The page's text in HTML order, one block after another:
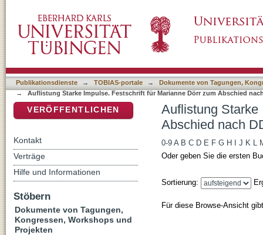
Publikationsdienste → TOBIAS-portale →
Dokumente von Tagungen,
→
Auflistung Starke Impulse. Festschrift für Marianne Dörr zum Abschied
Auflistung Starke
Abschied nach
0-9 A B C D E F G H J K L
Oder geben Sie die ersten
Sortierung:
Für diese Browse-Ansicht
VERÖFFENTLICHEN
Kontakt
Verträge
Hilfe und Informationen
Stöbern
Dokumente von Tagungen,
Kongressen, Workshops und
Projekten